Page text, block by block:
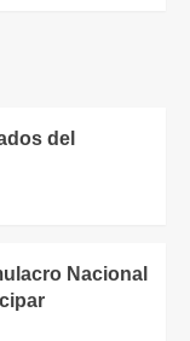
del
Nacional